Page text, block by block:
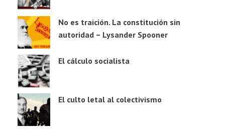
No es traición. La constitución sin
autoridad – Lysander Spooner
El cálculo socialista
El culto letal al colectivismo